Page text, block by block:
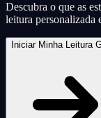
Descubra o que as
leitura personalizada
Iniciar Minha Leitura